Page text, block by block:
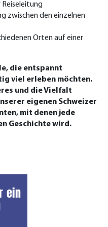
zwischen den einzelnen
Orten auf einer
die entspannt
viel erleben möchten.
und die Vielfalt
eigenen Schweizer
mit denen jede
Geschichte wird.
ein